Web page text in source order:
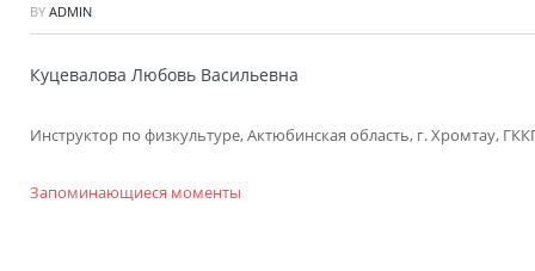
BY ADMIN
Куцевалова Любовь Васильевна
Инструктор по физкультуре, Актюбинская область, г. Хромтау,
Запоминающиеся моменты